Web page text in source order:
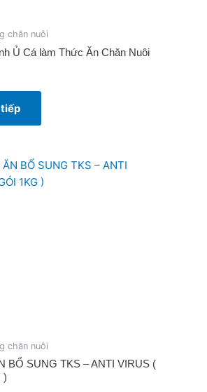
chăn nuôi
Ủ Cá làm Thức Ăn Chăn Nuôi
chăn nuôi
BỔ SUNG TKS – ANTI VIRUS (
)